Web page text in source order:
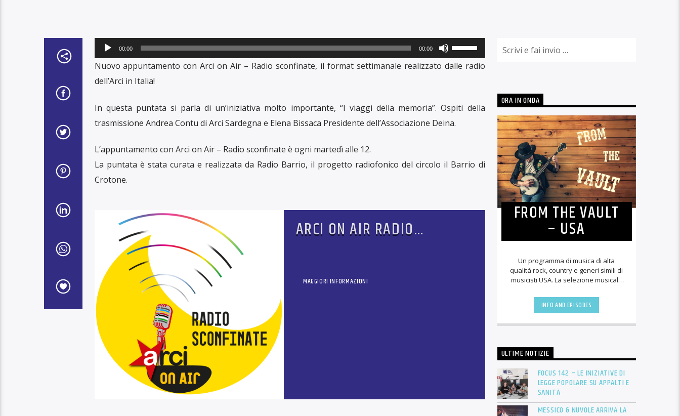
Audio
Player
00:00 00:00
Usa
i
su/giù
per
diminuire
Nuovo appuntamento con Arci on Air – Radio sconfinate, il format settimanale realizzato dalle radio
dell’Arci in Italia!
In questa puntata si parla di un’iniziativa molto importante, “I viaggi della memoria”. Ospiti della
trasmissione Andrea Contu di Arci Sardegna e Elena Bissaca Presidente dell’Associazione Deina.
L’appuntamento con Arci on Air – Radio sconfinate è ogni martedì alle 12.
La puntata è stata curata e realizzata da Radio Barrio, il progetto radiofonico del circolo il Barrio di
Crotone.
ARCI ON AIR RADIO
MAGGIORI INFORMAZIONI
ORA IN ONDA
FROM THE VAULT
– USA
Un programma di musica di alta
qualità rock, country e generi simili di
musicisti USA. La selezione musicale
Da [...]
INFO AND EPISODES
ULTIME NOTIZIE
FOCUS 142 – LE INIZIATIVE DI
LEGGE POPOLARE SU APPALTI E
SANITÀ
MESSICO & NUVOLE ARRIVA LA